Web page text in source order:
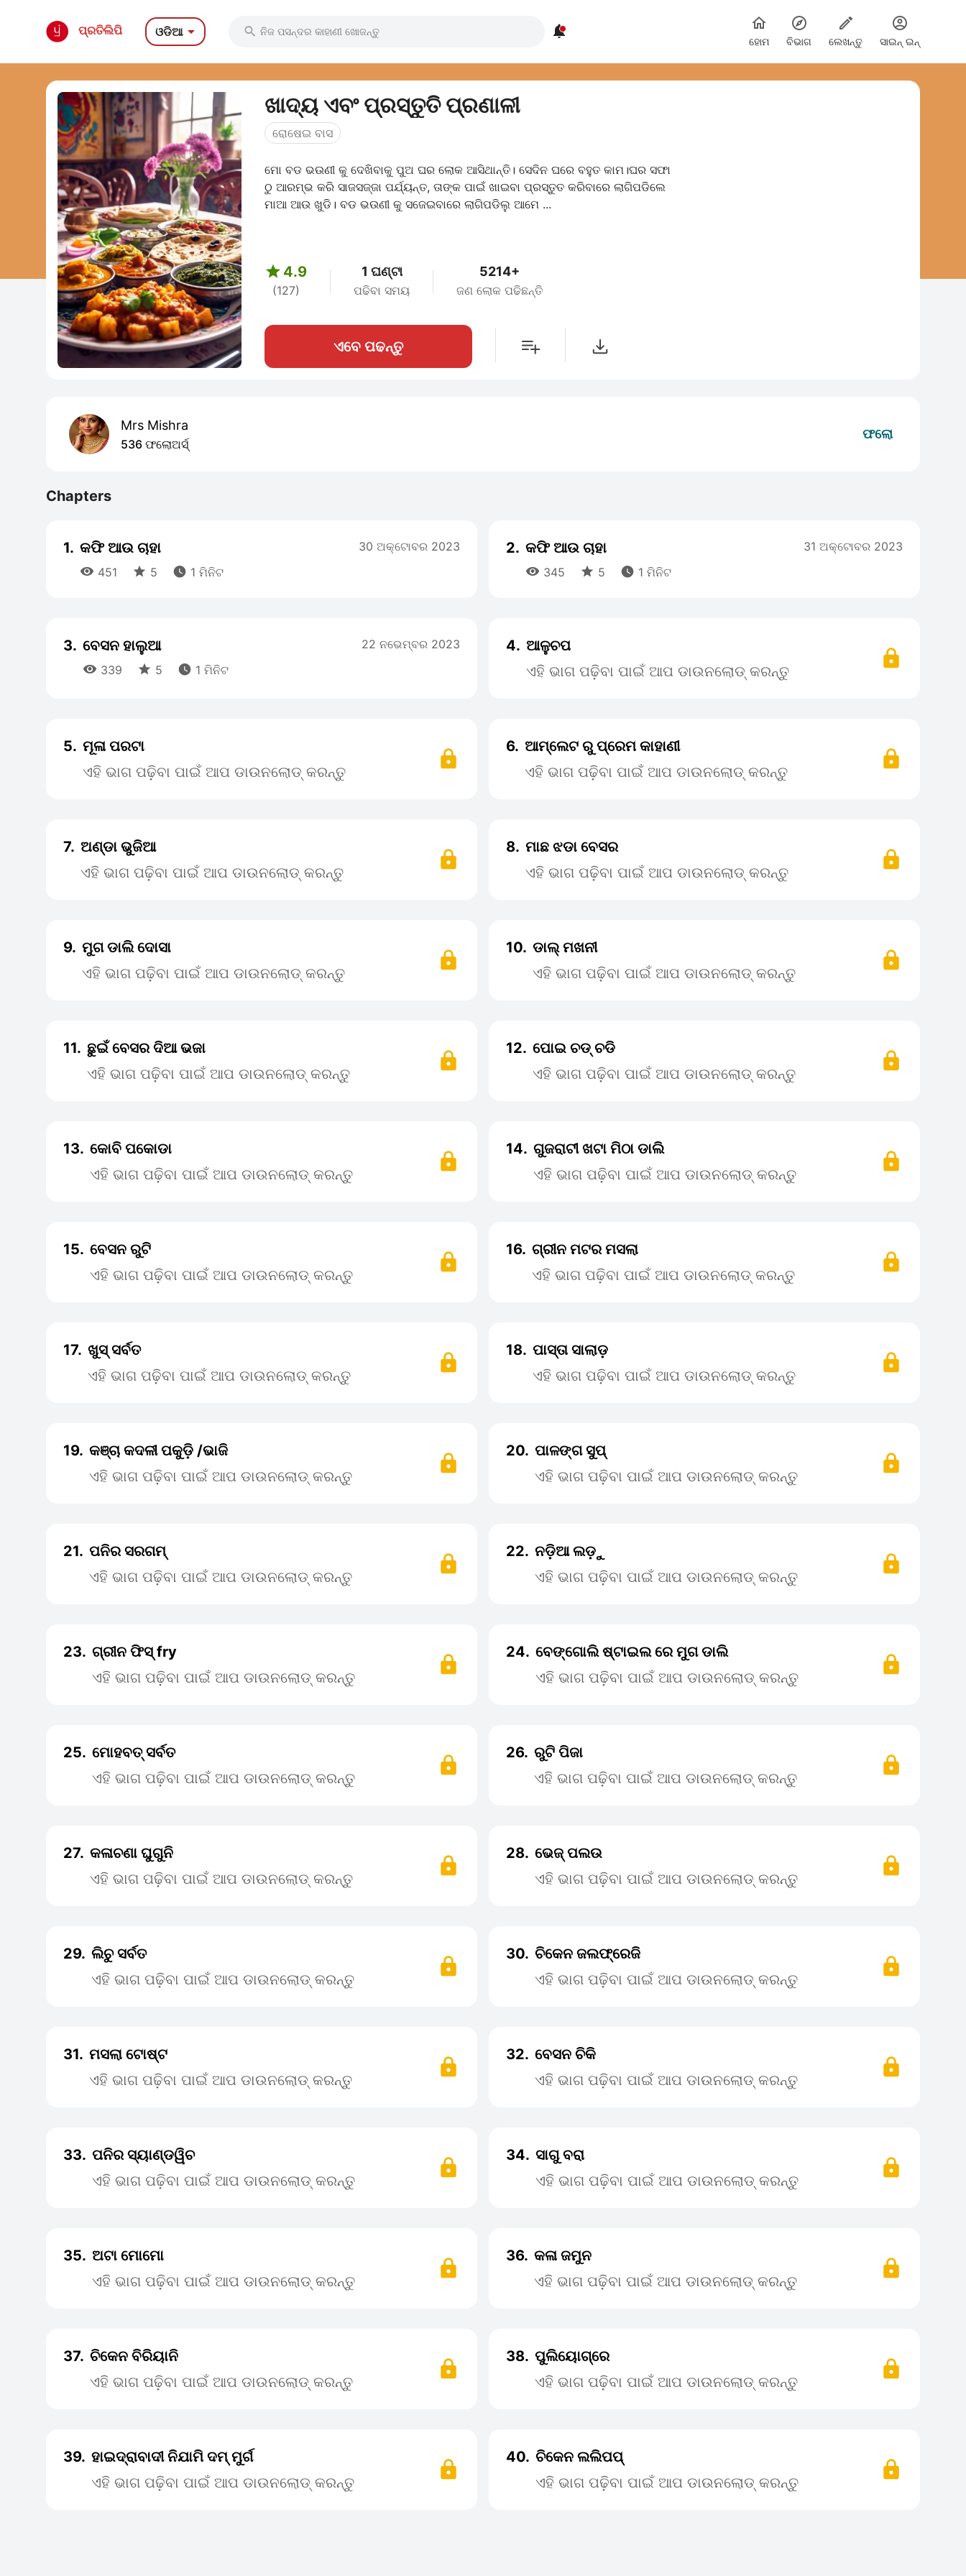
ପ୍ରତିଲିପି ଓଡିଆ  
ହୋମ ବିଭାଗ ଲେଖନ୍ତୁ ସାଇନ୍ ଇନ୍
ଖାଦ୍ୟ ଏବଂ ପ୍ରସ୍ତୁତି ପ୍ରଣାଳୀ
ରୋଷେଇ ବାସ
ମୋ ବଡ ଭଉଣୀ କୁ ଦେଖିବାକୁ ପୁଅ ଘର ଲୋକ ଆସିଥାନ୍ତି। ସେଦିନ ଘରେ ବହୁତ କାମ।ଘର ସଫା
ଠୁ ଆରମ୍ଭ କରି ସାଜସଜ୍ଜା ପର୍ଯ୍ୟନ୍ତ, ତାଙ୍କ ପାଇଁ ଖାଇବା ପ୍ରସ୍ତୁତ କରିବାରେ ଲାଗିପଡିଲେ
ମାଆ ଆଉ ଖୁଡି। ବଡ ଭଉଣୀ କୁ ସଜେଇବାରେ ଲାଗିପଡିଲୁ ଆମେ ...
 4.9
(127)
1 ଘଣ୍ଟା
ପଢିବା ସମୟ
5214+
ଜଣ ଲୋକ ପଢିଛନ୍ତି
ଏବେ ପଢନ୍ତୁ
Mrs Mishra
536 ଫଲୋଅର୍ସ୍
ଫଲୋ
Chapters
1. କଫି ଆଉ ଚାହା
 451  5  1 ମିନିଟ
30 ଅକ୍ଟୋବର 2023 2. କଫି ଆଉ ଚାହା
 345  5  1 ମିନିଟ
31 ଅକ୍ଟୋବର 2023
3. ବେସନ ହାଲୁଆ
 339  5  1 ମିନିଟ
22 ନଭେମ୍ବର 2023 4. ଆଳୁଚପ
ଏହି ଭାଗ ପଢ଼ିବା ପାଇଁ ଆପ ଡାଉନଲୋଡ୍ କରନ୍ତୁ
5. ମୂଳା ପରଟା
ଏହି ଭାଗ ପଢ଼ିବା ପାଇଁ ଆପ ଡାଉନଲୋଡ୍ କରନ୍ତୁ
6. ଆମ୍ଲେଟ ରୁ ପ୍ରେମ କାହାଣୀ
ଏହି ଭାଗ ପଢ଼ିବା ପାଇଁ ଆପ ଡାଉନଲୋଡ୍ କରନ୍ତୁ
7. ଅଣ୍ଡା ଭୁଜିଆ
ଏହି ଭାଗ ପଢ଼ିବା ପାଇଁ ଆପ ଡାଉନଲୋଡ୍ କରନ୍ତୁ
8. ମାଛ ଝଡା ବେସର
ଏହି ଭାଗ ପଢ଼ିବା ପାଇଁ ଆପ ଡାଉନଲୋଡ୍ କରନ୍ତୁ
9. ମୁଗ ଡାଲି ଦୋସା
ଏହି ଭାଗ ପଢ଼ିବା ପାଇଁ ଆପ ଡାଉନଲୋଡ୍ କରନ୍ତୁ
10. ଡାଲ୍ ମଖନୀ
ଏହି ଭାଗ ପଢ଼ିବା ପାଇଁ ଆପ ଡାଉନଲୋଡ୍ କରନ୍ତୁ
11. ଛୁଇଁ ବେସର ଦିଆ ଭଜା
ଏହି ଭାଗ ପଢ଼ିବା ପାଇଁ ଆପ ଡାଉନଲୋଡ୍ କରନ୍ତୁ
12. ପୋଇ ଚଡ୍ ଚଡି
ଏହି ଭାଗ ପଢ଼ିବା ପାଇଁ ଆପ ଡାଉନଲୋଡ୍ କରନ୍ତୁ
13. କୋବି ପକୋଡା
ଏହି ଭାଗ ପଢ଼ିବା ପାଇଁ ଆପ ଡାଉନଲୋଡ୍ କରନ୍ତୁ
14. ଗୁଜରାଟୀ ଖଟା ମିଠା ଡାଲି
ଏହି ଭାଗ ପଢ଼ିବା ପାଇଁ ଆପ ଡାଉନଲୋଡ୍ କରନ୍ତୁ
15. ବେସନ ରୁଟି
ଏହି ଭାଗ ପଢ଼ିବା ପାଇଁ ଆପ ଡାଉନଲୋଡ୍ କରନ୍ତୁ
16. ଗ୍ରୀନ ମଟର ମସଲା
ଏହି ଭାଗ ପଢ଼ିବା ପାଇଁ ଆପ ଡାଉନଲୋଡ୍ କରନ୍ତୁ
17. ଖୁସ୍ ସର୍ବତ
ଏହି ଭାଗ ପଢ଼ିବା ପାଇଁ ଆପ ଡାଉନଲୋଡ୍ କରନ୍ତୁ
18. ପାସ୍ତା ସାଲାଡ଼
ଏହି ଭାଗ ପଢ଼ିବା ପାଇଁ ଆପ ଡାଉନଲୋଡ୍ କରନ୍ତୁ
19. କଞ୍ଚା କଦଳୀ ପକୁଡ଼ି /ଭାଜି
ଏହି ଭାଗ ପଢ଼ିବା ପାଇଁ ଆପ ଡାଉନଲୋଡ୍ କରନ୍ତୁ
20. ପାଳଙ୍ଗ ସୁପ୍
ଏହି ଭାଗ ପଢ଼ିବା ପାଇଁ ଆପ ଡାଉନଲୋଡ୍ କରନ୍ତୁ
21. ପନିର ସରଗମ୍
ଏହି ଭାଗ ପଢ଼ିବା ପାଇଁ ଆପ ଡାଉନଲୋଡ୍ କରନ୍ତୁ
22. ନଡ଼ିଆ ଲଡ଼ୁ
ଏହି ଭାଗ ପଢ଼ିବା ପାଇଁ ଆପ ଡାଉନଲୋଡ୍ କରନ୍ତୁ
23. ଗ୍ରୀନ ଫିସ୍ fry
ଏହି ଭାଗ ପଢ଼ିବା ପାଇଁ ଆପ ଡାଉନଲୋଡ୍ କରନ୍ତୁ
24. ବେଙ୍ଗୋଲି ଷ୍ଟାଇଲ ରେ ମୁଗ ଡାଲି
ଏହି ଭାଗ ପଢ଼ିବା ପାଇଁ ଆପ ଡାଉନଲୋଡ୍ କରନ୍ତୁ
25. ମୋହବତ୍ ସର୍ବତ
ଏହି ଭାଗ ପଢ଼ିବା ପାଇଁ ଆପ ଡାଉନଲୋଡ୍ କରନ୍ତୁ
26. ରୁଟି ପିଜା
ଏହି ଭାଗ ପଢ଼ିବା ପାଇଁ ଆପ ଡାଉନଲୋଡ୍ କରନ୍ତୁ
27. କଳାଚଣା ଘୁଗୁନି
ଏହି ଭାଗ ପଢ଼ିବା ପାଇଁ ଆପ ଡାଉନଲୋଡ୍ କରନ୍ତୁ
28. ଭେଜ୍ ପଲଉ
ଏହି ଭାଗ ପଢ଼ିବା ପାଇଁ ଆପ ଡାଉନଲୋଡ୍ କରନ୍ତୁ
29. ଲିଚୁ ସର୍ବତ
ଏହି ଭାଗ ପଢ଼ିବା ପାଇଁ ଆପ ଡାଉନଲୋଡ୍ କରନ୍ତୁ
30. ଚିକେନ ଜଲଫ୍ରେଜି
ଏହି ଭାଗ ପଢ଼ିବା ପାଇଁ ଆପ ଡାଉନଲୋଡ୍ କରନ୍ତୁ
31. ମସଲା ଟୋଷ୍ଟ
ଏହି ଭାଗ ପଢ଼ିବା ପାଇଁ ଆପ ଡାଉନଲୋଡ୍ କରନ୍ତୁ
32. ବେସନ ଚିକି
ଏହି ଭାଗ ପଢ଼ିବା ପାଇଁ ଆପ ଡାଉନଲୋଡ୍ କରନ୍ତୁ
33. ପନିର ସ୍ୟାଣ୍ଡୱିଚ
ଏହି ଭାଗ ପଢ଼ିବା ପାଇଁ ଆପ ଡାଉନଲୋଡ୍ କରନ୍ତୁ
34. ସାଗୁ ବରା
ଏହି ଭାଗ ପଢ଼ିବା ପାଇଁ ଆପ ଡାଉନଲୋଡ୍ କରନ୍ତୁ
35. ଅଟା ମୋମୋ
ଏହି ଭାଗ ପଢ଼ିବା ପାଇଁ ଆପ ଡାଉନଲୋଡ୍ କରନ୍ତୁ
36. କଳା ଜମୁନ
ଏହି ଭାଗ ପଢ଼ିବା ପାଇଁ ଆପ ଡାଉନଲୋଡ୍ କରନ୍ତୁ
37. ଚିକେନ ବିରିୟାନି
ଏହି ଭାଗ ପଢ଼ିବା ପାଇଁ ଆପ ଡାଉନଲୋଡ୍ କରନ୍ତୁ
38. ପୁଲିୟୋଗ୍ରେ
ଏହି ଭାଗ ପଢ଼ିବା ପାଇଁ ଆପ ଡାଉନଲୋଡ୍ କରନ୍ତୁ
39. ହାଇଦ୍ରାବାଦୀ ନିଯାମି ଦମ୍ ମୁର୍ଗ
ଏହି ଭାଗ ପଢ଼ିବା ପାଇଁ ଆପ ଡାଉନଲୋଡ୍ କରନ୍ତୁ
40. ଚିକେନ ଲଲିପପ୍
ଏହି ଭାଗ ପଢ଼ିବା ପାଇଁ ଆପ ଡାଉନଲୋଡ୍ କରନ୍ତୁ